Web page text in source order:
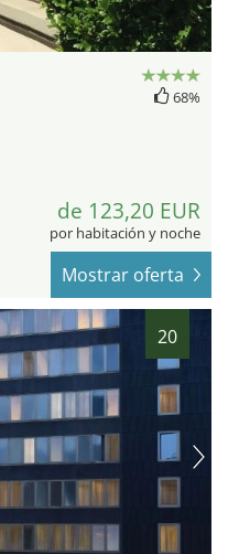
68%
de 123,20 EUR
por habitación y noche
Mostrar oferta
20